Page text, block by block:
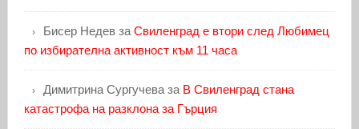
Бисер Недевза Свиленград е втори след Любимец
по избирателна активност към 11 часа
Димитрина Сургучеваза В Свиленград стана
катастрофа на разклона за Гърция